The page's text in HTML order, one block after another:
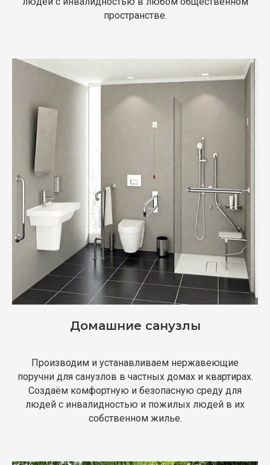
пространстве.
Домашние санузлы
Производим и устанавливаем нержавеющие
поручни для санузлов в частных домах и квартирах.
Создаём комфортную и безопасную среду для
людей с инвалидностью и пожилых людей в их
собственном жилье.